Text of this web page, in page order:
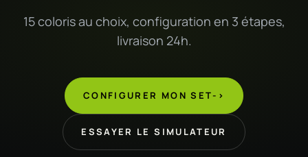
15 coloris au choix, configuration en 3 étapes,
livraison 24h.
CONFIGURER MON SET->
ESSAYER LE SIMULATEUR